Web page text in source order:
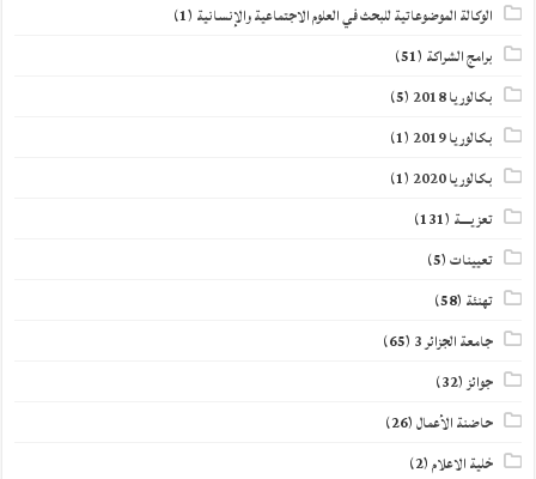
الوكالة الموضوعاتية للبحث في العلوم الاجتماعية والإنسانية (1)
برامج الشراكة (51)
بكالوريا 2018
(5)
بكالوريا 2019
(1)
بكالوريا 2020
(1)
تعزيــــة (131)
تعيينات(5)
تهنئة (58)
جامعة الجزائر 3 (65)
جوائز(32)
حاضنة الأعمال(26)
خلية الاعلام(2)